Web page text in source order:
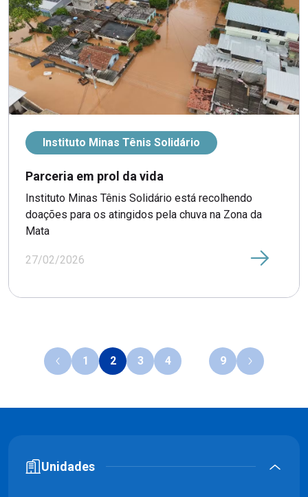
Instituto Minas Tênis Solidário
Parceria em prol da vida
Instituto Minas Tênis Solidário está recolhendo
doações para os atingidos pela chuva na Zona da
Mata
27/02/2026
1 2 3 4 9
Unidades